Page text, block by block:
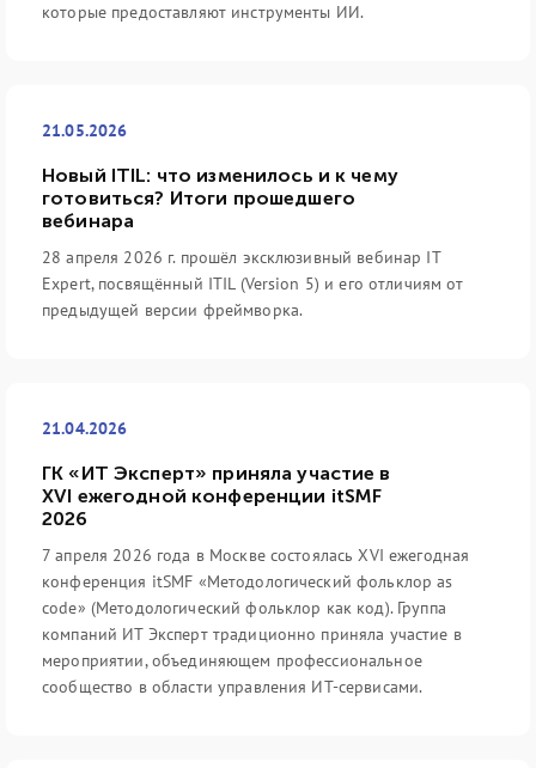
которые предоставляют инструменты ИИ.
21.05.2026
Новый ITIL: что изменилось и к чему
готовиться? Итоги прошедшего
вебинара
28 апреля 2026 г. прошёл эксклюзивный вебинар IT
Expert, посвящённый ITIL (Version 5) и его отличиям от
предыдущей версии фреймворка.
21.04.2026
ГК «ИТ Эксперт» приняла участие в
XVI ежегодной конференции itSMF
2026
7 апреля 2026 года в Москве состоялась XVI ежегодная
конференция itSMF «Методологический фольклор as
code» (Методологический фольклор как код). Группа
компаний ИТ Эксперт традиционно приняла участие в
мероприятии, объединяющем профессиональное
сообщество в области управления ИТ-сервисами.